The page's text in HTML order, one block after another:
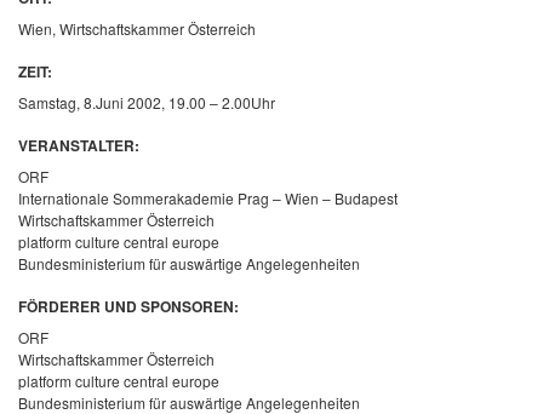
Wien, Wirtschaftskammer Österreich
ZEIT:
Samstag, 8.Juni 2002, 19.00 – 2.00Uhr
VERANSTALTER:
ORF
Internationale Sommerakademie Prag – Wien – Budapest
Wirtschaftskammer Österreich
platform culture central europe
Bundesministerium für auswärtige Angelegenheiten
FÖRDERER UND SPONSOREN:
ORF
Wirtschaftskammer Österreich
platform culture central europe
Bundesministerium für auswärtige Angelegenheiten